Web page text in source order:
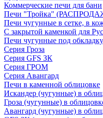
Коммерческие печи для бани
Печи "Тройка"
Печи чугунные в сетке, в
С закрытой каменкой для
Печи чугунные под обкладку
Серия Гроза
Серия GFS ЗК
Серия ГРОМ
Серия Авангард
Печи в каменной облицовке
Искандер (чугунные) в
Гроза (чугунные) в
Авангард (чугунные) в